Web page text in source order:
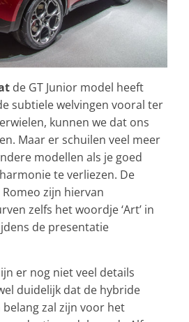
de GT Junior model heeft
subtiele welvingen vooral ter
kunnen we dat ons
Maar er schuilen veel meer
modellen als je goed
te verliezen. De
zijn hiervan
zelfs het woordje ‘Art’ in
de presentatie
er nog niet veel details
duidelijk dat de hybride
zal zijn voor het